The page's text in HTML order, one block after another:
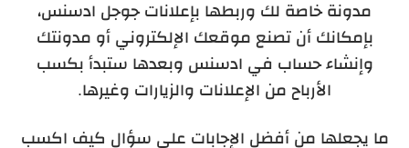
مدونة خاصة لك وربطها بإعلانات جوجل ادسنس،
بإمكانك أن تصنع موقعك الإلكتروني أو مدونتك
وإنشاء حساب في ادسنس وبعدها ستبدأ بكسب
الأرباح من الإعلانات والزيارات وغيرها.
ما يجعلها من أفضل الإجابات على سؤال كيف اكسب